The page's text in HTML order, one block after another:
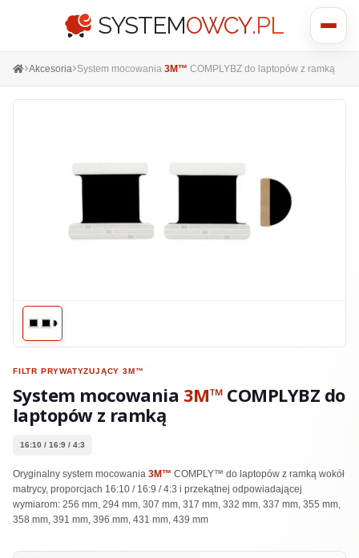
Pokaż
menu
SYSTEMOWCY.PL
Akcesoria System mocowania 3M™ COMPLYBZ do laptopów z ramką
FILTR PRYWATYZUJĄCY3M™
System mocowania 3M™ COMPLYBZ do
laptopów z ramką
16:10 / 16:9 / 4:3
Oryginalny system mocowania 3M™ COMPLY™ do laptopów z ramką wokół
matrycy, proporcjach 16:10 / 16:9 / 4:3 i przekątnej odpowiadającej
wymiarom: 256 mm, 294 mm, 307 mm, 317 mm, 332 mm, 337 mm, 355 mm,
358 mm, 391 mm, 396 mm, 431 mm, 439 mm